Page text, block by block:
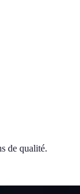
de qualité.